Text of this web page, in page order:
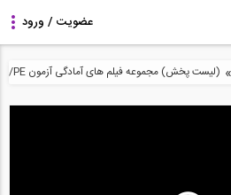
» (لیست پخش) مجموعه فیلم های آمادگی آزمون FE/PE